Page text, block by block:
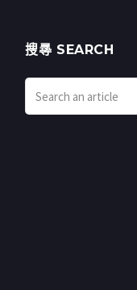
搜㝷 SEARCH